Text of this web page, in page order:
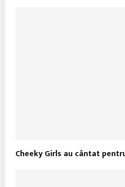
Cheeky Girls au cântat